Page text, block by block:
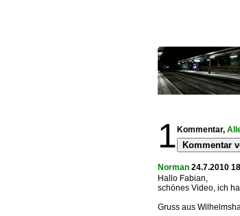
1 Kommentar,
Kommentar
Norman 24.7.2010
Hallo Fabian,
schönes Video, ich
Gruss aus